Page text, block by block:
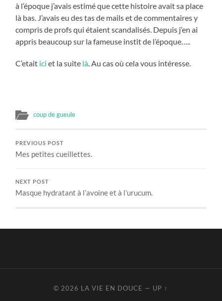
à l’époque j’avais estimé que cette histoire avait sa place
là bas. J’avais eu des tas de mails et de commentaires y
compris de profs qui étaient scandalisés. Depuis j’en ai
appris beaucoup sur la fameuse instit de l’époque…..
C’etait ici et la suite là . Au cas où cela vous intéresse.
coup de gueule
PREVIOUS POST
Mes petites cueillettes.
NEXT POST
Masque hydratant à l’avoine et à l’urucum.
© 2026 LA VIE EN DOUCE — UP ↑